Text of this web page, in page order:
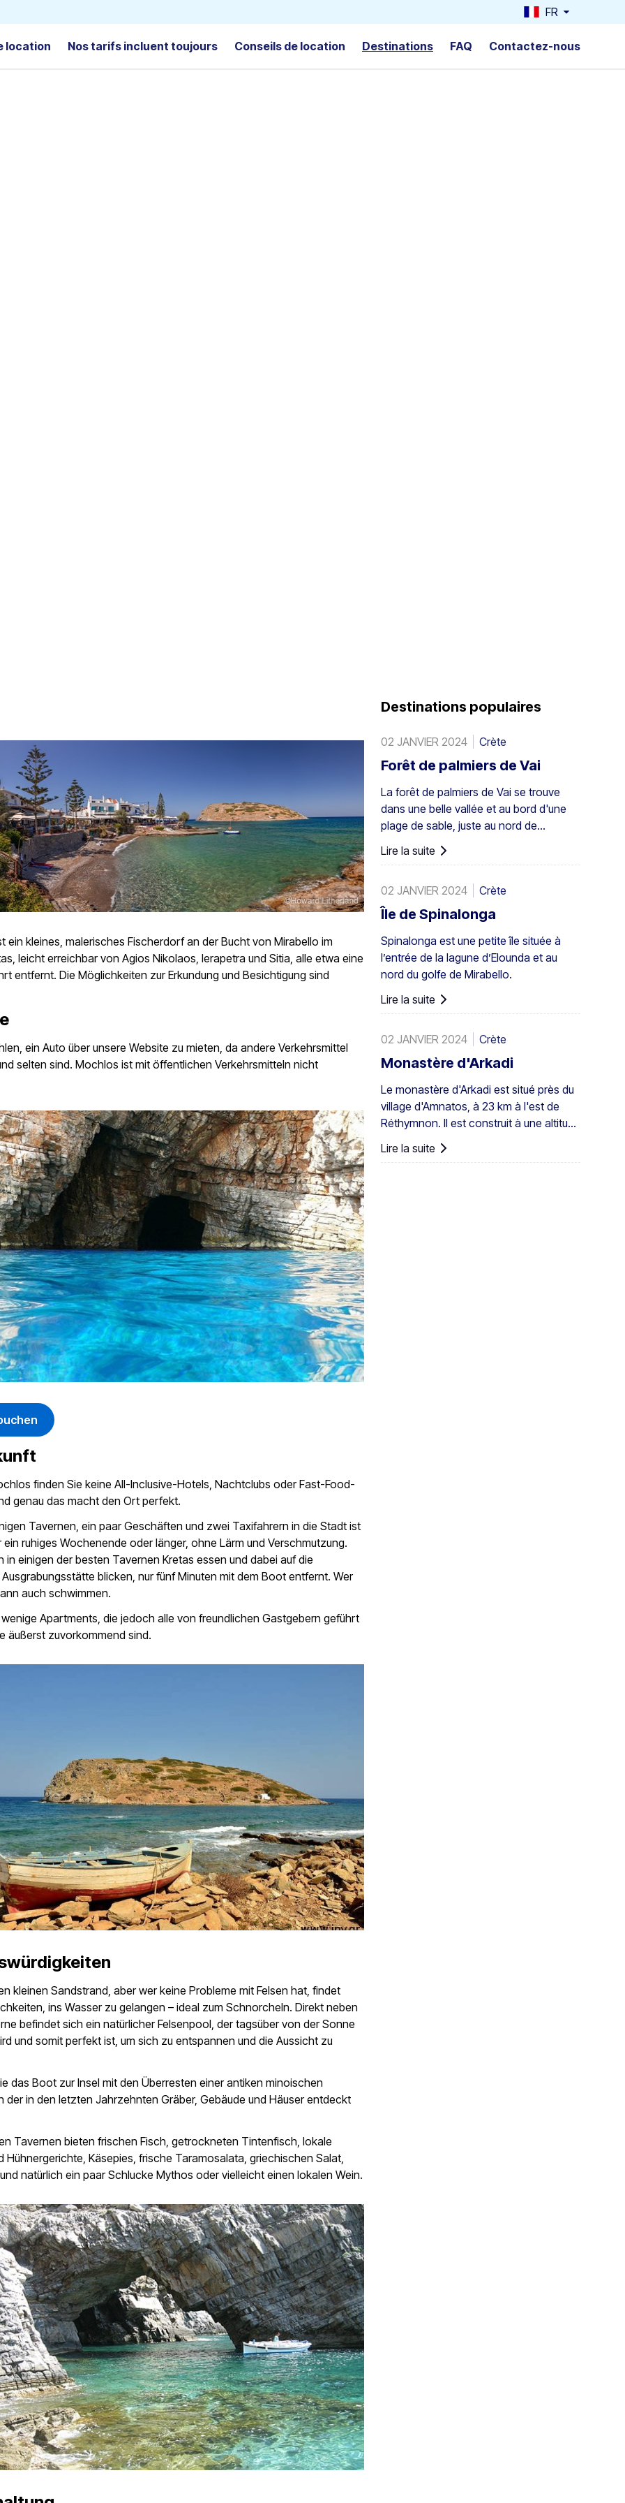
FR
location Nos tarifs incluent toujours Conseils de location Destinations FAQ Contactez-nous
ein kleines, malerisches Fischerdorf an der Bucht von Mirabello im
leicht erreichbar von Agios Nikolaos, Ierapetra und Sitia, alle etwa eine
entfernt. Die Möglichkeiten zur Erkundung und Besichtigung sind
ein Auto über unsere Website zu mieten, da andere Verkehrsmittel
selten sind. Mochlos ist mit öffentlichen Verkehrsmitteln nicht
finden Sie keine All-Inclusive-Hotels, Nachtclubs oder Fast-Food-
genau das macht den Ort perfekt.
Tavernen, ein paar Geschäften und zwei Taxifahrern in die Stadt ist
ein ruhiges Wochenende oder länger, ohne Lärm und Verschmutzung.
in einigen der besten Tavernen Kretas essen und dabei auf die
blicken, nur fünf Minuten mit dem Boot entfernt. Wer
auch schwimmen.
wenige Apartments, die jedoch alle von freundlichen Gastgebern geführt
äußerst zuvorkommend sind.
kleinen Sandstrand, aber wer keine Probleme mit Felsen hat, findet
ins Wasser zu gelangen – ideal zum Schnorcheln. Direkt neben
befindet sich ein natürlicher Felsenpool, der tagsüber von der Sonne
und somit perfekt ist, um sich zu entspannen und die Aussicht zu
das Boot zur Insel mit den Überresten einer antiken minoischen
der in den letzten Jahrzehnten Gräber, Gebäude und Häuser entdeckt
Tavernen bieten frischen Fisch, getrockneten Tintenfisch, lokale
Hühnergerichte, Käsepies, frische Taramosalata, griechischen Salat,
natürlich ein paar Schlucke Mythos oder vielleicht einen lokalen Wein.
Destinations populaires
02 JANVIER 2024 Crète
Forêt de palmiers de Vai
La forêt de palmiers de Vai se trouve
dans une belle vallée et au bord d'une
plage de sable, juste au nord de
l'ancienne Itanos : à 28 km de Sitia, 8
km de Palaikastro et 6 km de Toplou par
stremmata (50 acres), elle est
composée de palmiers de Théophraste
indigènes – la plus grande colonie non
seulement en Grèce mais aussi dans
toute l'Europe. Un peuplement assez
important existe également à Preveli,
avec de plus petits groupes ailleurs, par
exemple à Agios Nikitas. Le palmier
sud-ouest de la mer Égée, à Chypre et
en Turquie.
Lire la suite
02 JANVIER 2024 Crète
Île de Spinalonga
Spinalonga est une petite île située à
l’entrée de la lagune d’Elounda et au
nord du golfe de Mirabello.
Lire la suite
02 JANVIER 2024 Crète
Monastère d'Arkadi
Le monastère d'Arkadi est situé près du
village d'Amnatos, à 23 km à l'est de
Réthymnon. Il est construit à une altitude
de 500 m, sur un terrain fertile ...
Lire la suite